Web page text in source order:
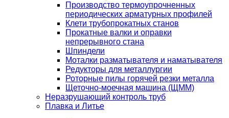
Производство термоупрочненных
периодических арматурных профилей
Клети трубопрокатных станов
Прокатные валки и оправки
непрерывного стана
Шпиндели
Моталки разматывателя и наматывателя
Редукторы для металлургии
Роторные пилы горячей резки металла
Щеточно-моечная машина (ЩММ)
Неразрушающий контроль труб
Плавка и Литье